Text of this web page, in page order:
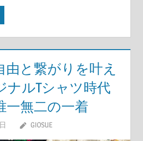
由と繋がりを叶え
ナルTシャツ時代
一無二の一着
GIOSUE